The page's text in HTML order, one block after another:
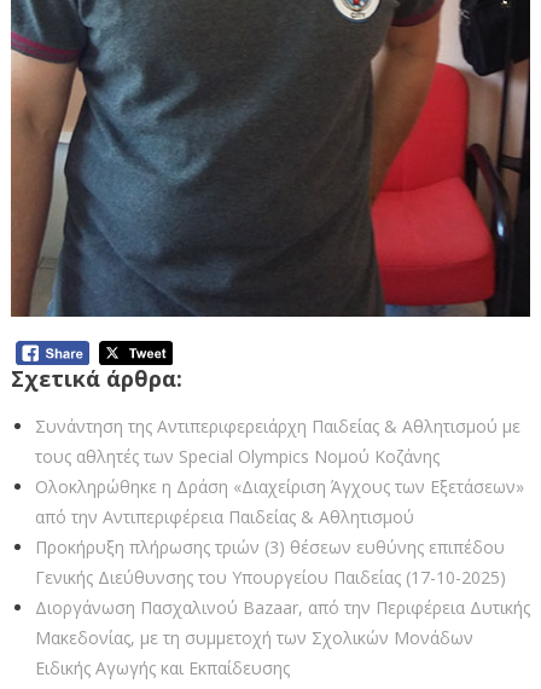
Σχετικά άρθρα:
Συνάντηση της Αντιπεριφερειάρχη Παιδείας & Αθλητισμού με
τους αθλητές των Special Olympics Νομού Κοζάνης
Ολοκληρώθηκε η Δράση «Διαχείριση Άγχους των Εξετάσεων»
από την Αντιπεριφέρεια Παιδείας & Αθλητισμού
Προκήρυξη πλήρωσης τριών (3) θέσεων ευθύνης επιπέδου
Γενικής Διεύθυνσης του Υπουργείου Παιδείας (17-10-2025)
Διοργάνωση Πασχαλινού Bazaar, από την Περιφέρεια Δυτικής
Μακεδονίας, με τη συμμετοχή των Σχολικών Μονάδων
Ειδικής Αγωγής και Εκπαίδευσης